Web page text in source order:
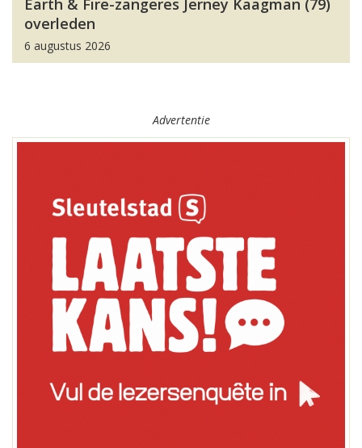
Earth & Fire-zangeres Jerney Kaagman (79)
overleden
6 augustus 2026
Advertentie